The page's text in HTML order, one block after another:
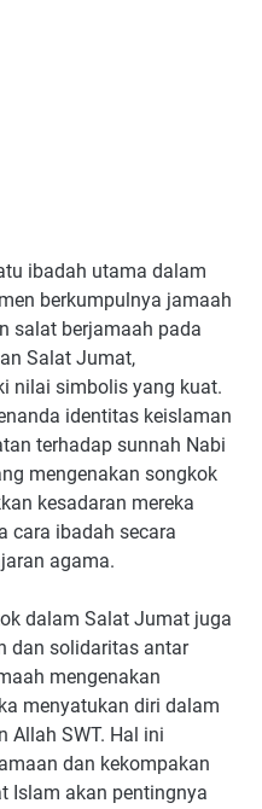
ibadah utama dalam
berkumpulnya jamaah
salat berjamaah pada
Salat Jumat,
nilai simbolis yang kuat.
identitas keislaman
terhadap sunnah Nabi
mengenakan songkok
kesadaran mereka
cara ibadah secara
agama.
dalam Salat Jumat juga
dan solidaritas antar
mengenakan
menyatukan diri dalam
Allah SWT. Hal ini
dan kekompakan
Islam akan pentingnya